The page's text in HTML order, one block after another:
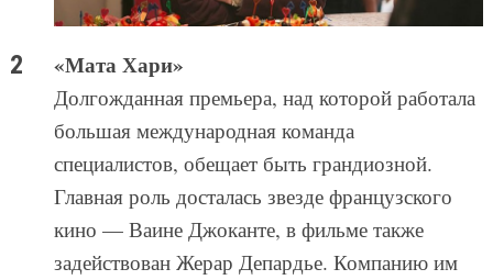
«Мата Хари»
Долгожданная премьера, над которой работала
большая международная команда
специалистов, обещает быть грандиозной.
Главная роль досталась звезде французского
кино — Ваине Джоканте, в фильме также
задействован Жерар Депардье. Компанию им